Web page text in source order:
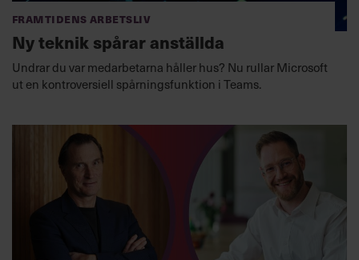
Framtidens arbetsliv
Ny teknik spårar anställda
Undrar du var medarbetarna håller hus? Nu rullar Microsoft
ut en kontroversiell spårningsfunktion i Teams.